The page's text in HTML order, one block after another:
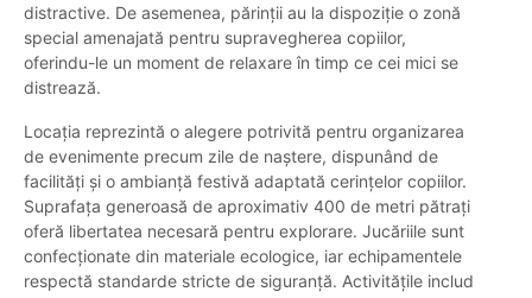
distractive. De asemenea, părinții au la dispoziție o zonă
special amenajată pentru supravegherea copiilor,
oferindu-le un moment de relaxare în timp ce cei mici se
distrează.
Locația reprezintă o alegere potrivită pentru organizarea
de evenimente precum zile de naștere, dispunând de
facilități și o ambianță festivă adaptată cerințelor copiilor.
Suprafața generoasă de aproximativ 400 de metri pătrați
oferă libertatea necesară pentru explorare. Jucăriile sunt
confecționate din materiale ecologice, iar echipamentele
respectă standarde stricte de siguranță. Activitățile includ